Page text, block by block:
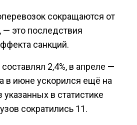
сокращаются от
это последствия
санкций.
2,4%, в апреле —
в июне ускорился ещё на
указанных в статистике
сократились 11.